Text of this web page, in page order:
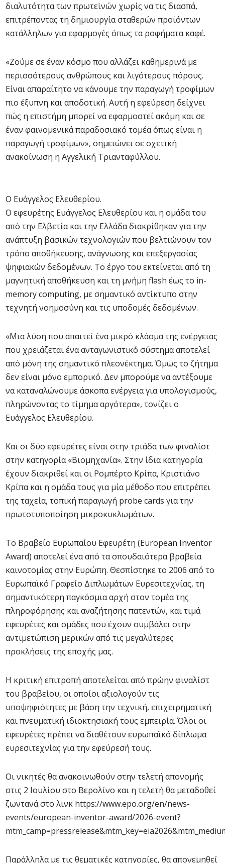
διαλυτότητα των πρωτεϊνών χωρίς να τις διασπά,
επιτρέποντας τη δημιουργία σταθερών προϊόντων
κατάλληλων για εφαρμογές όπως τα ροφήματα καφέ.
«Ζούμε σε έναν κόσμο που αλλάζει καθημερινά με
περισσότερους ανθρώπους και λιγότερους πόρους.
Είναι απαραίτητο να κάνουμε την παραγωγή τροφίμων
πιο έξυπνη και αποδοτική. Αυτή η εφεύρεση δείχνει
πώς η επιστήμη μπορεί να εφαρμοστεί ακόμη και σε
έναν φαινομενικά παραδοσιακό τομέα όπως είναι η
παραγωγή τροφίμων», σημειώνει σε σχετική
ανακοίνωση η Αγγελική Τριανταφύλλου.
Ο Ευάγγελος Ελευθερίου.
Ο εφευρέτης Ευάγγελος Ελευθερίου και η ομάδα του
από την Ελβετία και την Ελλάδα διακρίθηκαν για την
ανάπτυξη βασικών τεχνολογιών που βελτιώνουν τον
τρόπο αποθήκευσης, ανάγνωσης και επεξεργασίας
ψηφιακών δεδομένων. Το έργο του εκτείνεται από τη
μαγνητική αποθήκευση και τη μνήμη flash έως το in-
memory computing, με σημαντικό αντίκτυπο στην
τεχνητή νοημοσύνη και τις υποδομές δεδομένων.
«Μια λύση που απαιτεί ένα μικρό κλάσμα της ενέργειας
που χρειάζεται ένα ανταγωνιστικό σύστημα αποτελεί
από μόνη της σημαντικό πλεονέκτημα. Όμως το ζήτημα
δεν είναι μόνο εμπορικό. Δεν μπορούμε να αντέξουμε
να καταναλώνουμε άσκοπα ενέργεια για υπολογισμούς,
πληρώνοντας το τίμημα αργότερα», τονίζει ο
Ευάγγελος Ελευθερίου.
Και οι δύο εφευρέτες είναι στην τριάδα των φιναλίστ
στην κατηγορία «Βιομηχανία». Στην ίδια κατηγορία
έχουν διακριθεί και οι Ρομπέρτο Κρίπα, Κριστιάνο
Κρίπα και η ομάδα τους για μία μέθοδο που επιτρέπει
της ταχεία, τοπική παραγωγή probe cards για την
πρωτοτυποποίηση μικροκυκλωμάτων.
Το Βραβείο Ευρωπαίου Εφευρέτη (European Inventor
Award) αποτελεί ένα από τα σπουδαιότερα βραβεία
καινοτομίας στην Ευρώπη. Θεσπίστηκε το 2006 από το
Ευρωπαϊκό Γραφείο Διπλωμάτων Ευρεσιτεχνίας, τη
σημαντικότερη παγκόσμια αρχή στον τομέα της
πληροφόρησης και αναζήτησης πατεντών, και τιμά
εφευρέτες και ομάδες που έχουν συμβάλει στην
αντιμετώπιση μερικών από τις μεγαλύτερες
προκλήσεις της εποχής μας.
Η κριτική επιτροπή αποτελείται από πρώην φιναλίστ
του βραβείου, οι οποίοι αξιολογούν τις
υποψηφιότητες με βάση την τεχνική, επιχειρηματική
και πνευματική ιδιοκτησιακή τους εμπειρία. Όλοι οι
εφευρέτες πρέπει να διαθέτουν ευρωπαϊκό δίπλωμα
ευρεσιτεχνίας για την εφεύρεσή τους.
Οι νικητές θα ανακοινωθούν στην τελετή απονομής
στις 2 Ιουλίου στο Βερολίνο και η τελετή θα μεταδοθεί
ζωντανά στο λινκ https://www.epo.org/en/news-
events/european-inventor-award/2026-event?
Παράλληλα με τις θεματικές κατηγορίες, θα απονεμηθεί